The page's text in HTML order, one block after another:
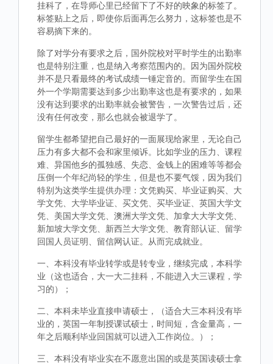
挂科了，在导师心里已经留下了不好的映象的标签了。
标签贴上之后，即使你后面再怎么努力，这标签也是不
容易摘下来的。
除了对学分有要求之后，国外院校对平时学生的出勤率
也是特别注重，也是纳入考察范围内的。因为国外院校
并不是只看最终的考试成绩一锤定音的。而留学生在国
外一个学期需要达到多少出勤率这也是有要求的，如果
没有达到要求的出勤率就会被警告，一次警告过后，还
没有任何改变，那么也就会被退学了。
留学生都希望把自己最好的一面展现给家里，无论自己
压力有多大都不会和家里倾诉。比如学业的压力、课程
难、异国他乡的孤独感、失恋、金钱上的困难等等都会
压倒一个年纪尚轻的学生，但是也不要气馁，因为我们
特别为这类学生提供办理：文凭购买、毕业证购买、大
学文凭、大学毕业证、买文凭、买毕业证、英国大学文
凭、美国大学文凭、澳洲大学文凭、加拿大大学文凭、
新加坡大学文凭、新西兰大学文凭、教育部认证、留学
回国人员证明、留信网认证。从而完成就业。
一、本科没有毕业转学或是转专业，继续完成，本科学
业（这也适合，大一大二挂科，不能进入大三课程，学
习的）；
二、本科未毕业直接申请硕士，（适合大三本科没有毕
业的，英国一年制授课试硕士，时间短，含金量高，一
年之后顺利毕业回国就可以进入工作岗位。）；
三、本科没有毕业实在不愿意出国的或是英国读硕士拿